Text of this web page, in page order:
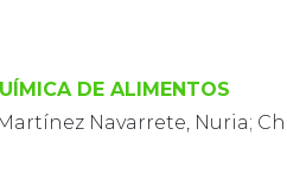
DE ALIMENTOS
Navarrete, Nuria;